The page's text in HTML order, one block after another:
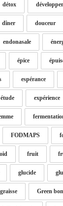
détox
dîner douceur
endonasale
épice
espérance
étude expérience
FODMAPS
fruit
glucide
graisse Green